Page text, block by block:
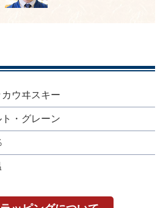
カウヰスキー
ト・グレーン